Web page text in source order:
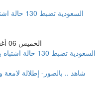
الخميس 06 أغسطس 2026 11:27 مساءً